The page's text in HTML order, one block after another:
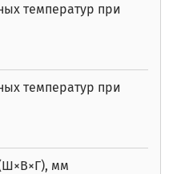
температур при
температур при
мм